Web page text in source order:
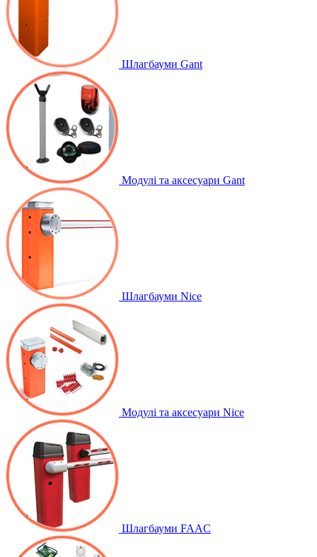
Шлагбауми Gant
Модулі та аксесуари Gant
Шлагбауми Nice
Модулі та аксесуари Nice
Шлагбауми FAAC